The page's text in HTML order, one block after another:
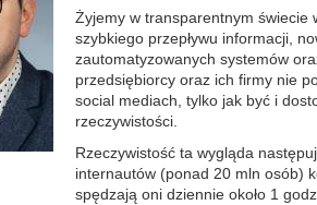
Żyjemy w transparentnym świecie
szybkiego przepływu informacji,
zautomatyzowanych systemów
przedsiębiorcy oraz ich firmy nie
social mediach, tylko jak być i
rzeczywistości.
Rzeczywistość ta wygląda
internautów (ponad 20 mln osób)
spędzają oni dziennie około 1